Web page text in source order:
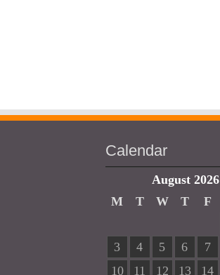
Calendar
August 2026
M
T W T F
3
4 5 6 7
10
11 12 13 14